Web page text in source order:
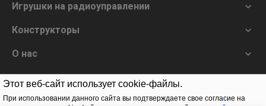
Этот веб-сайт использует cookie-файлы.
При использовании данного сайта вы подтверждаете свое согласие на
Игрушки на радиоуправлении 
Конструкторы 
О нас 